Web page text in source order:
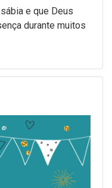
e que Deus
durante muitos